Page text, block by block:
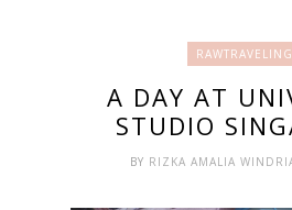
RAWTRAVELING
A DAY AT
STUDIO
BY RIZKA AMALIA